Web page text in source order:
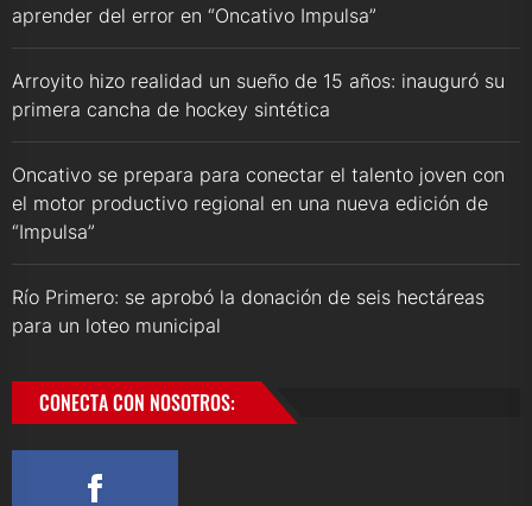
aprender del error en “Oncativo Impulsa”
Arroyito hizo realidad un sueño de 15 años: inauguró su
primera cancha de hockey sintética
Oncativo se prepara para conectar el talento joven con
el motor productivo regional en una nueva edición de
“Impulsa”
Río Primero: se aprobó la donación de seis hectáreas
para un loteo municipal
CONECTA CON NOSOTROS: